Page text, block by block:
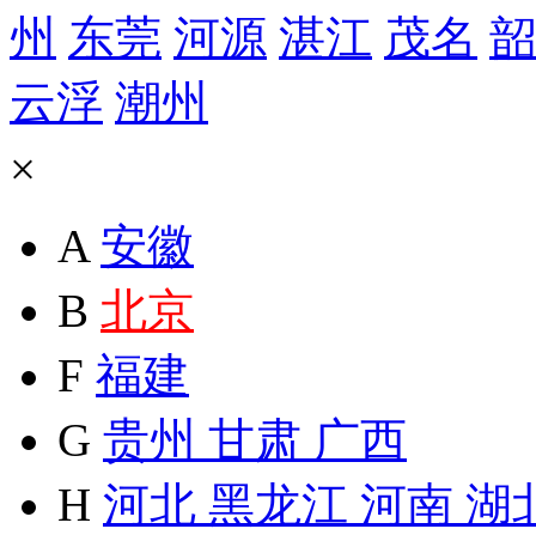
州 东莞 河源 湛江 茂名
云浮 潮州
×
A 安徽
B 北京
F 福建
G 贵州 甘肃 广西
H 河北 黑龙江 河南 湖